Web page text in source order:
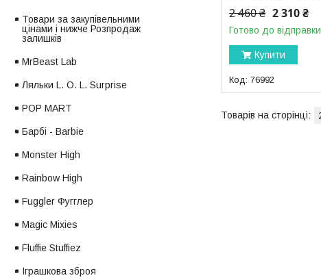
2 460 ₴ 2 310 ₴
Готово до відправки
Купити
76992
Товари за закупівельними
цінами і нижче Розпродаж
залишків
MrBeast Lab
Ляльки L. O. L. Surprise
POP MART
Барбі - Barbie
Monster High
Rainbow High
Fuggler Фугглер
Magic Mixies
Fluffie Stuffiez
Іграшкова зброя